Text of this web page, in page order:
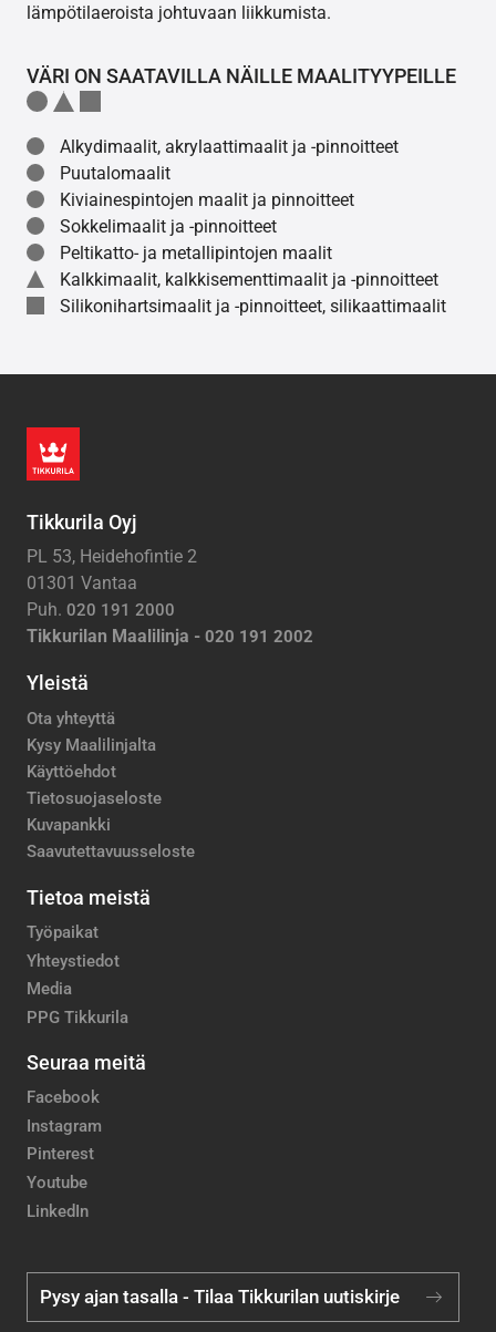
lämpötilaeroista johtuvaan liikkumista.
VÄRI ON SAATAVILLA NÄILLE MAALITYYPEILLE
Alkydimaalit, akrylaattimaalit ja -pinnoitteet
Puutalomaalit
Kiviainespintojen maalit ja pinnoitteet
Sokkelimaalit ja -pinnoitteet
Peltikatto- ja metallipintojen maalit
Kalkkimaalit, kalkkisementtimaalit ja -pinnoitteet
Silikonihartsimaalit ja -pinnoitteet, silikaattimaalit
Tikkurila Oyj
PL 53, Heidehofintie 2
01301 Vantaa
Puh. 020 191 2000
Tikkurilan Maalilinja - 020 191 2002
Yleistä
Ota yhteyttä
Kysy Maalilinjalta
Käyttöehdot
Tietosuojaseloste
Kuvapankki
Saavutettavuusseloste
Tietoa meistä
Työpaikat
Yhteystiedot
Media
PPG Tikkurila
Seuraa meitä
Facebook
Instagram
Pinterest
Youtube
LinkedIn
Pysy ajan tasalla - Tilaa Tikkurilan uutiskirje